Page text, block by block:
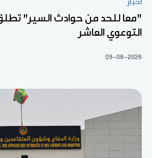
"معا للحد من حوادث السير"
التوعوي العاشر
09-08-2026